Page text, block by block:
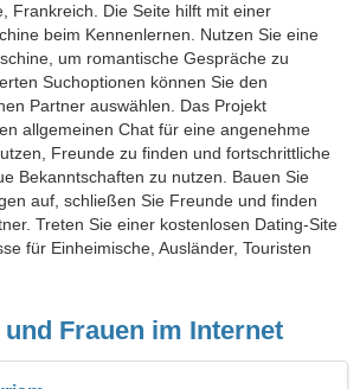
Frankreich. Die Seite hilft mit einer
beim Kennenlernen. Nutzen Sie eine
um romantische Gespräche zu
Suchoptionen können Sie den
Partner auswählen. Das Projekt
allgemeinen Chat für eine angenehme
Freunde zu finden und fortschrittliche
Bekanntschaften zu nutzen. Bauen Sie
auf, schließen Sie Freunde und finden
Treten Sie einer kostenlosen Dating-Site
für Einheimische, Ausländer, Touristen
und Frauen im Internet